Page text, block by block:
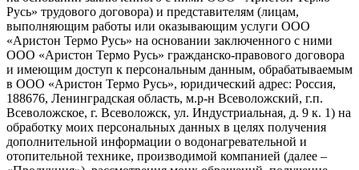
Русь» трудового договора) и представителям (лицам,
выполняющим работы или оказывающим услуги ООО
«Аристон Термо Русь» на основании заключенного с ними
ООО «Аристон Термо Русь» гражданско-правового договора
и имеющим доступ к персональным данным, обрабатываемым
в ООО «Аристон Термо Русь», юридический адрес: Россия,
188676, Ленинградская область, м.р-н Всеволожский, г.п.
Всеволожское, г. Всеволожск, ул. Индустриальная, д. 9 к. 1) на
обработку моих персональных данных в целях получения
дополнительной информации о водонагревательной и
отопительной технике, производимой компанией (далее –